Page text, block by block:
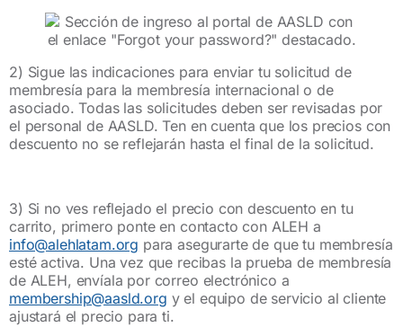
2) Sigue las indicaciones para enviar tu solicitud de
membresía para la membresía internacional o de
asociado. Todas las solicitudes deben ser revisadas por
el personal de AASLD. Ten en cuenta que los precios con
descuento no se reflejarán hasta el final de la solicitud.
3) Si no ves reflejado el precio con descuento en tu
carrito, primero ponte en contacto con ALEH a
info@alehlatam.org para asegurarte de que tu membresía
esté activa. Una vez que recibas la prueba de membresía
de ALEH, envíala por correo electrónico a
membership@aasld.org y el equipo de servicio al cliente
ajustará el precio para ti.